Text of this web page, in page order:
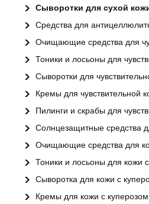
Сыворотки для сухой
Средства для
Очищающие средства для
Тоники и лосьоны для
Сыворотки для
Кремы для чувствительной
Пилинги и скрабы для
Солнцезащитные средства
Очищающие средства для
Тоники и лосьоны для кожи
Сыворотка для кожи с
Кремы для кожи с куперозом